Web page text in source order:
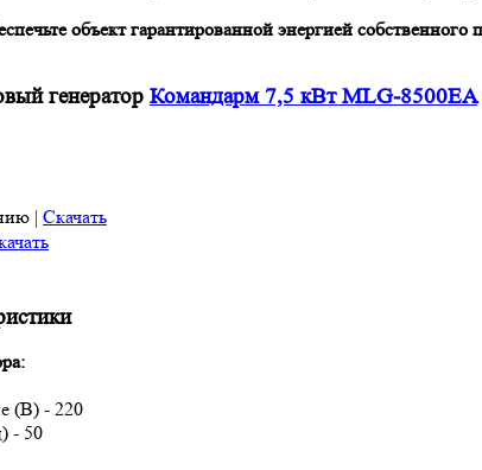
объект гарантированной энергией собственного
генератор Командарм 7,5 кВт MLG-8500EA
| Скачать
(В) - 220
- 50